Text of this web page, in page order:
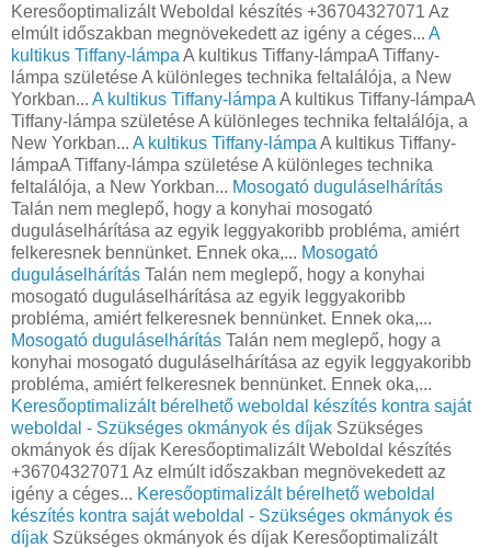
Keresőoptimalizált Weboldal készítés +36704327071 Az
elmúlt időszakban megnövekedett az igény a céges... A
kultikus Tiffany-lámpa A kultikus Tiffany-lámpaA Tiffany-
lámpa születése A különleges technika feltalálója, a New
Yorkban... A kultikus Tiffany-lámpa A kultikus Tiffany-lámpaA
Tiffany-lámpa születése A különleges technika feltalálója, a
New Yorkban... A kultikus Tiffany-lámpa A kultikus Tiffany-
lámpaA Tiffany-lámpa születése A különleges technika
feltalálója, a New Yorkban... Mosogató duguláselhárítás
Talán nem meglepő, hogy a konyhai mosogató
duguláselhárítása az egyik leggyakoribb probléma, amiért
felkeresnek bennünket. Ennek oka,... Mosogató
duguláselhárítás Talán nem meglepő, hogy a konyhai
mosogató duguláselhárítása az egyik leggyakoribb
probléma, amiért felkeresnek bennünket. Ennek oka,...
Mosogató duguláselhárítás Talán nem meglepő, hogy a
konyhai mosogató duguláselhárítása az egyik leggyakoribb
probléma, amiért felkeresnek bennünket. Ennek oka,...
Keresőoptimalizált bérelhető weboldal készítés kontra saját
weboldal - Szükséges okmányok és díjak Szükséges
okmányok és díjak Keresőoptimalizált Weboldal készítés
+36704327071 Az elmúlt időszakban megnövekedett az
igény a céges... Keresőoptimalizált bérelhető weboldal
készítés kontra saját weboldal - Szükséges okmányok és
díjak Szükséges okmányok és díjak Keresőoptimalizált